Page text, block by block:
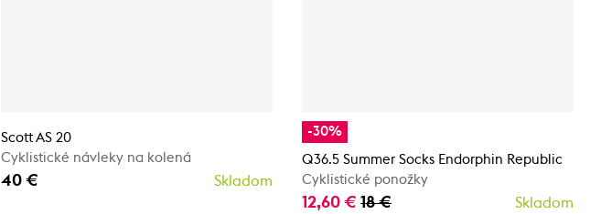
Scott AS 20
Cyklistické návleky na kolená
40 € Skladom
-30%
Q36.5 Summer Socks Endorphin Republic
Cyklistické ponožky
12,60 € 18 € Skladom